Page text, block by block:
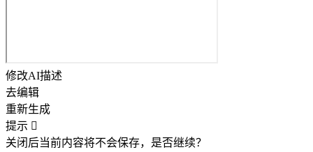
修改AI描述
去编辑
重新生成
提示 
关闭后当前内容将不会保存，是否继续？